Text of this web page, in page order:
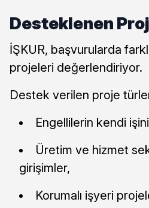
Desteklenen
İŞKUR, başvurularda
projeleri değerlendiriyor.
Destek verilen proje
Engellilerin kendi
Üretim ve hizmet
girişimler,
Korumalı işyeri